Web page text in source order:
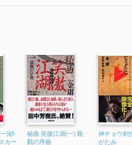
)砂
カー
秘曲 笑傲江湖(一) 殺
戮の序曲
神チョウ剣
がたみ